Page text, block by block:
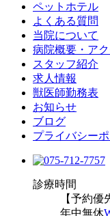
ペットホテル
よくある質問
当院について
病院概要・ア
スタッフ紹介
求人情報
獣医師勤務表
お知らせ
ブログ
プライバシー
診療時間
【予約優
年中無休